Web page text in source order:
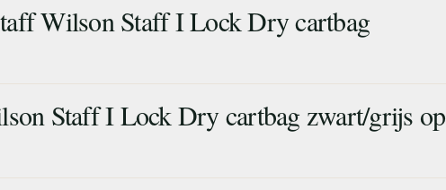
Wilson Staff I Lock Dry cartbag
Staff I Lock Dry cartbag zwart/grijs op